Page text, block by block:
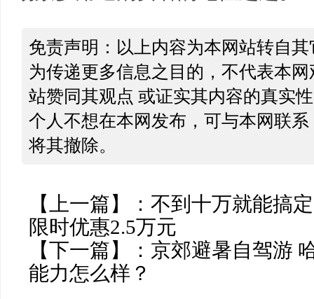
免责声明：以上内容为本网站转自
为传递更多信息之目的，不代表本
站赞同其观点 或证实其内容的真实
个人不想在本网发布，可与本网联
将其撤除。
【上一篇】： 不到十万就能搞
限时优惠2.5万元
【下一篇】： 京郊避暑自驾游
能力怎么样？